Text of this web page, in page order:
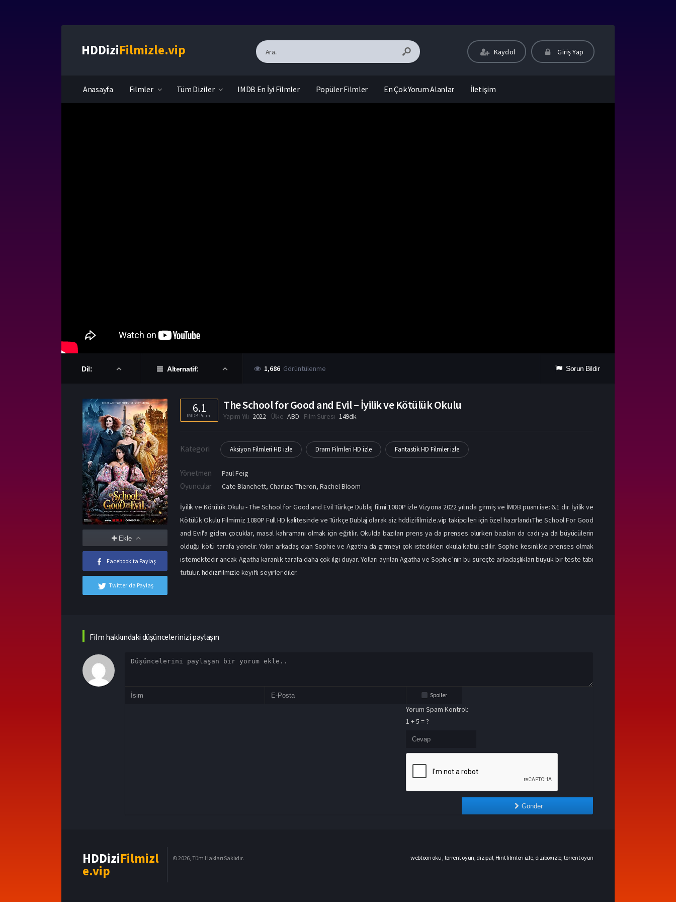
HDDiziFilmizle.vip Kaydol Giriş Yap
Anasayfa Filmler Tüm Diziler IMDB En İyi Filmler Popüler Filmler En Çok Yorum Alanlar İletişim
Dil: Alternatif: 1,686 Görüntülenme Sorun Bildir
Ekle
Facebook'ta Paylaş
Twitter'da Paylaş
6.1
IMDB Puanı
The School for Good and Evil – İyilik ve Kötülük Okulu
Yapım Yılı 2022 Ülke ABD Film Süresi 149dk
Kategori Aksiyon Filmleri HD izle Dram Filmleri HD izle Fantastik HD Filmler izle
Yönetmen Paul Feig
Oyuncular Cate Blanchett,Charlize Theron,Rachel Bloom
İyilik ve Kötülük Okulu - The School for Good and Evil Türkçe Dublaj filmi 1080P izle Vizyona 2022 yılında girmiş ve İMDB puanı ise: 6.1 dır. İyilik ve
Kötülük Okulu Filmimiz 1080P Full HD kalitesinde ve Türkçe Dublaj olarak siz hddizifilmizle.vip takipcileri için özel hazırlandı.The School For Good
and Evil'a giden çocuklar, masal kahramanı olmak için eğitilir. Okulda bazıları prens ya da prenses olurken bazıları da cadı ya da büyücülerin
olduğu kötü tarafa yönelir. Yakın arkadaş olan Sophie ve Agatha da gitmeyi çok istedikleri okula kabul edilir. Sophie kesinlikle prenses olmak
istemektedir ancak Agatha karanlık tarafa daha çok ilgi duyar. Yolları ayrılan Agatha ve Sophie’nin bu süreçte arkadaşlıkları büyük bir teste tabi
tutulur. hddizifilmizle keyifli seyirler diler.
Film hakkındaki düşüncelerinizi paylaşın
Spoiler
Yorum Spam Kontrol:
1 + 5 = ?
Gönder
HDDiziFilmizl
e.vip
© 2026, Tüm Hakları Saklıdır. webtoon oku, torrent oyun, dizipal, Hint filmleri izle, dizibox izle, torrent oyun